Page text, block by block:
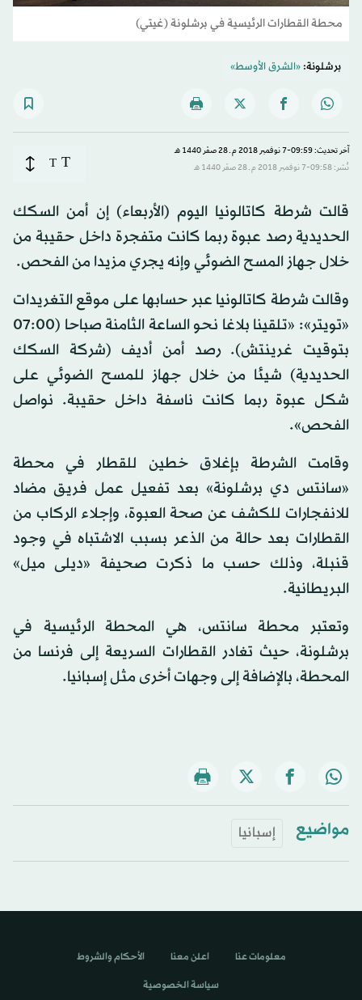
محطة القطارات الرئيسية في برشلونة (غيتي)
برشلونة:«الشرق الأوسط»
آخر تحديث: 09:59-7 نوفمبر 2018 م ـ 28 صفَر 1440 هـ
نُشر: 09:58-7 نوفمبر 2018 م ـ 28 صفَر 1440 هـ
T
T
قالت شرطة كاتالونيا اليوم (الأربعاء) إن أمن السكك
الحديدية رصد عبوة ربما كانت متفجرة داخل حقيبة من
خلال جهاز المسح الضوئي وإنه يجري مزيدا من الفحص.
وقالت شرطة كاتالونيا عبر حسابها على موقع التغريدات
«تويتر»: «تلقينا بلاغا نحو الساعة الثامنة صباحا (07:00
بتوقيت غرينتش). رصد أمن أديف (شركة السكك
الحديدية) شيئا من خلال جهاز للمسح الضوئي على
شكل عبوة ربما كانت ناسفة داخل حقيبة. نواصل
الفحص».
وقامت الشرطة بإغلاق خطين للقطار في محطة
«سانتس دي برشلونة» بعد تفعيل عمل فريق مضاد
للانفجارات للكشف عن صحة العبوة، وإجلاء الركاب من
القطارات بعد حالة من الذعر بسبب الاشتباه في وجود
قنبلة، وذلك حسب ما ذكرت صحيفة «ديلى ميل»
البريطانية.
وتعتبر محطة سانتس، هي المحطة الرئيسية في
برشلونة، حيث تغادر القطارات السريعة إلى فرنسا من
المحطة، بالإضافة إلى وجهات أخرى مثل إسبانيا.
مواضيع إسبانيا
معلومات عنا اعلن معنا الأحكام والشروط
سياسة الخصوصية